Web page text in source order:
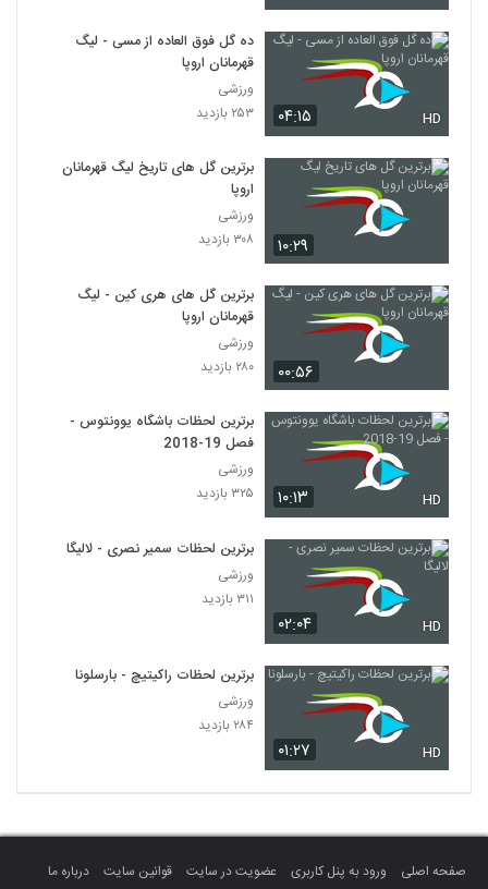
۰۴:۱۵ HD
ده گل فوق العاده از مسی - لیگ
قهرمانان اروپا
ورزشی
۲۵۳ بازدید
۱۰:۲۹
برترین گل‌ های تاریخ لیگ قهرمانان
اروپا
ورزشی
۳۰۸ بازدید
۰۰:۵۶
برترین گل های هری کین - لیگ
قهرمانان اروپا
ورزشی
۲۸۰ بازدید
۱۰:۱۳ HD
برترین لحظات باشگاه یوونتوس -
فصل 19-2018
ورزشی
۳۲۵ بازدید
۰۲:۰۴ HD
برترین لحظات سمیر نصری - لالیگا
ورزشی
۳۱۱ بازدید
۰۱:۲۷ HD
برترین لحظات راکیتیچ - بارسلونا
ورزشی
۲۸۴ بازدید
صفحه اصلی ورود به پنل کاربری عضویت در سایت قوانین سایت
درباره ما